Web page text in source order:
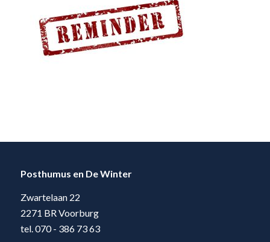
Posthumus en De Winter
Zwartelaan 22
2271 BR Voorburg
tel. 070 - 386 73 63